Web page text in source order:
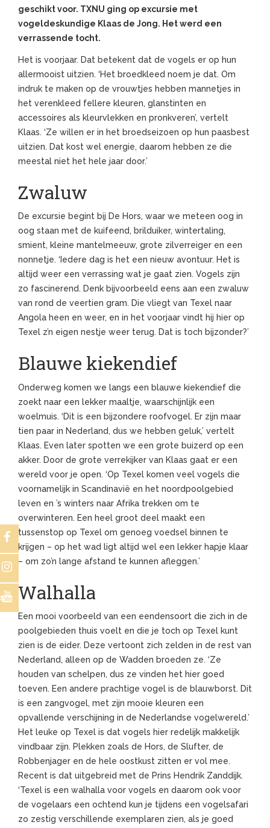
geschikt voor. TXNU ging op excursie met
vogeldeskundige Klaas de Jong. Het werd een
verrassende tocht.
Het is voorjaar. Dat betekent dat de vogels er op hun
allermooist uitzien. ‘Het broedkleed noem je dat. Om
indruk te maken op de vrouwtjes hebben mannetjes in
het verenkleed fellere kleuren, glanstinten en
accessoires als kleurvlekken en pronkveren’, vertelt
Klaas. ‘Ze willen er in het broedseizoen op hun paasbest
uitzien. Dat kost wel energie, daarom hebben ze die
meestal niet het hele jaar door.’
Zwaluw
De excursie begint bij De Hors, waar we meteen oog in
oog staan met de kuifeend, brilduiker, wintertaling,
smient, kleine mantelmeeuw, grote zilverreiger en een
nonnetje. ‘Iedere dag is het een nieuw avontuur. Het is
altijd weer een verrassing wat je gaat zien. Vogels zijn
zo fascinerend. Denk bijvoorbeeld eens aan een zwaluw
van rond de veertien gram. Die vliegt van Texel naar
Angola heen en weer, en in het voorjaar vindt hij hier op
Texel z’n eigen nestje weer terug. Dat is toch bijzonder?’
Blauwe kiekendief
Onderweg komen we langs een blauwe kiekendief die
zoekt naar een lekker maaltje, waarschijnlijk een
woelmuis. ‘Dit is een bijzondere roofvogel. Er zijn maar
tien paar in Nederland, dus we hebben geluk,’ vertelt
Klaas. Even later spotten we een grote buizerd op een
akker. Door de grote verrekijker van Klaas gaat er een
wereld voor je open. ‘Op Texel komen veel vogels die
voornamelijk in Scandinavië en het noordpoolgebied
leven en ’s winters naar Afrika trekken om te
overwinteren. Een heel groot deel maakt een
tussenstop op Texel om genoeg voedsel binnen te
krijgen – op het wad ligt altijd wel een lekker hapje klaar
– om zo’n lange afstand te kunnen afleggen.’
Walhalla
Een mooi voorbeeld van een eendensoort die zich in de
poolgebieden thuis voelt en die je toch op Texel kunt
zien is de eider. Deze vertoont zich zelden in de rest van
Nederland, alleen op de Wadden broeden ze. ‘Ze
houden van schelpen, dus ze vinden het hier goed
toeven. Een andere prachtige vogel is de blauwborst. Dit
is een zangvogel, met zijn mooie kleuren een
opvallende verschijning in de Nederlandse vogelwereld.’
Het leuke op Texel is dat vogels hier redelijk makkelijk
vindbaar zijn. Plekken zoals de Hors, de Slufter, de
Robbenjager en de hele oostkust zitten er vol mee.
Recent is dat uitgebreid met de Prins Hendrik Zanddijk.
‘Texel is een walhalla voor vogels en daarom ook voor
de vogelaars een ochtend kun je tijdens een vogelsafari
zo zestig verschillende exemplaren zien, als je goed